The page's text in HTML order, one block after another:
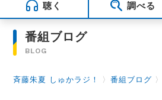
聴く 調べる
番組ブログ
BLOG
斉藤朱夏 しゅかラジ！ 〉番組ブログ 〉